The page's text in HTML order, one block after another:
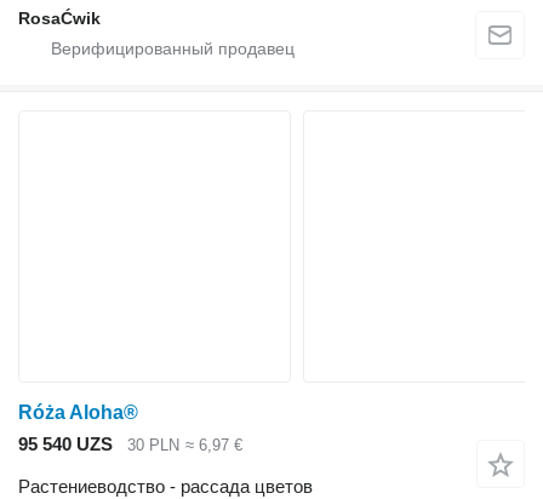
RosaĆwik
Róża Aloha®
95 540 UZS
30 PLN ≈ 6,97 €
Растениеводство - рассада цветов